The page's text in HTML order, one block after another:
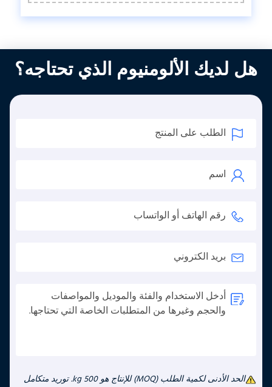
هل لديك الألومنيوم الذي تحتاجه؟
الحد الأدنى لكمية الطلب (MOQ) للإنتاج هو 500 kg. توريد متكامل